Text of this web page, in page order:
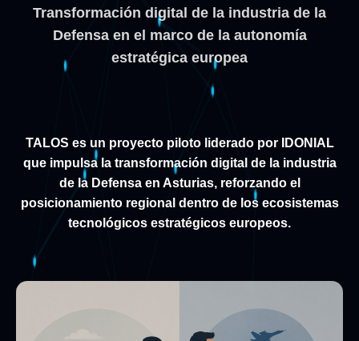
Transformación digital de la industria de la
Defensa en el marco de la autonomía
estratégica europea
TALOS es un proyecto piloto liderado por IDONIAL
que impulsa la transformación digital de la industria
de la Defensa en Asturias, reforzando el
posicionamiento regional dentro de los ecosistemas
tecnológicos estratégicos europeos.